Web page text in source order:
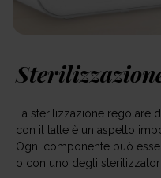
La sterilizzazione regolare
con il latte è un aspetto
Ogni componente può
o con uno degli